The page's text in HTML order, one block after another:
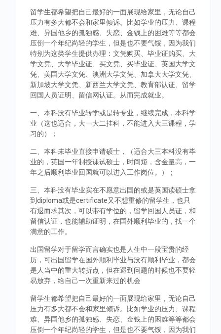
留学生都希望把自己最好的一面展现给家里，无论自己
压力有多大都不会和家里倾诉。比如学业的压力、课程
难、异国他乡的孤独感、失恋、金钱上的困难等等都会
压倒一个年纪尚轻的学生，但是也不要气馁，因为我们
特别为这类学生提供办理：文凭购买、毕业证购买、大
学文凭、大学毕业证、买文凭、买毕业证、英国大学文
凭、美国大学文凭、澳洲大学文凭、加拿大大学文凭、
新加坡大学文凭、新西兰大学文凭、教育部认证、留学
回国人员证明、留信网认证。从而完成就业。
一、本科没有毕业转学或是转专业，继续完成，本科学
业（这也适合，大一大二挂科，不能进入大三课程，学
习的）；
二、本科未毕业直接申请硕士，（适合大三本科没有毕
业的，英国一年制授课试硕士，时间短，含金量高，一
年之后顺利毕业回国就可以进入工作岗位。）；
三、本科没有毕业实在不愿意出国的或是英国读硕士拿
到diploma或是certificate又不想重修的留学生，也只
有退而求其次，可以带有学位的，留学回国人员证，和
留信认证，也能辅助证明，在国外顺利毕业的，找一个
满意的工作。
出国留学对于留学而言确实也是人生中一段宝贵的经
历，可出国留学在国外顺利毕业与没有顺利毕业，都会
是人当中的重大转折点，但在遇到问题的时候也不要轻
易放弃，给自己一次重新来过的机会
留学生都希望把自己最好的一面展现给家里，无论自己
压力有多大都不会和家里倾诉。比如学业的压力、课程
难、异国他乡的孤独感、失恋、金钱上的困难等等都会
压倒一个年纪尚轻的学生，但是也不要气馁，因为我们